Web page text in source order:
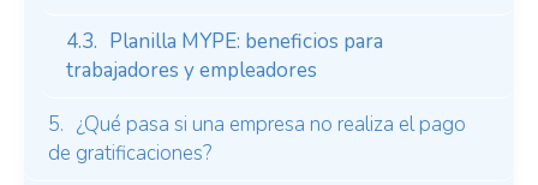
Planilla MYPE: beneficios para
trabajadores y empleadores
¿Qué pasa si una empresa no realiza el pago
de gratificaciones?